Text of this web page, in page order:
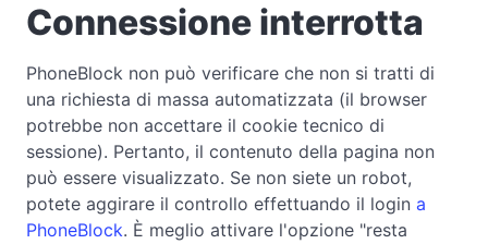
Connessione interrotta
PhoneBlock non può verificare che non si tratti di
una richiesta di massa automatizzata (il browser
potrebbe non accettare il cookie tecnico di
sessione). Pertanto, il contenuto della pagina non
può essere visualizzato. Se non siete un robot,
potete aggirare il controllo effettuando il login a
PhoneBlock. È meglio attivare l'opzione "resta